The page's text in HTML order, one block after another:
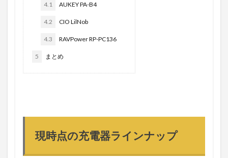
4.1 AUKEY PA-B4
4.2 CIO LilNob
4.3 RAVPower RP-PC136
5 まとめ
現時点の充電器ラインナップ